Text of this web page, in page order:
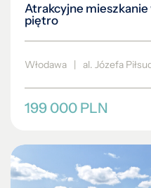
Atrakcyjne mieszkanie
piętro
Włodawa | al. Józefa
199 000 PLN